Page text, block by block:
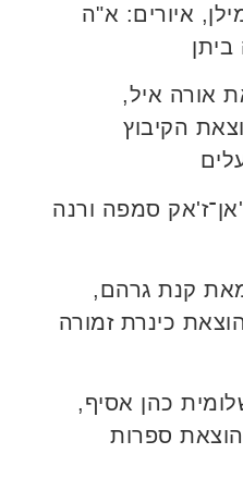
איורים: א"ה
אורה איל,
הקיבוץ
סמפה ורנה
קנת גרהם,
כינרת זמורה
כהן אסיף,
ספרות